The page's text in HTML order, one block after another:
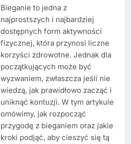
Bieganie to jedna z
najprostszych i najbardziej
dostępnych form aktywności
fizycznej, która przynosi liczne
korzyści zdrowotne. Jednak dla
początkujących może być
wyzwaniem, zwłaszcza jeśli nie
wiedzą, jak prawidłowo zacząć i
uniknąć kontuzji. W tym artykule
omówimy, jak rozpocząć
przygodę z bieganiem oraz jakie
kroki podjąć, aby cieszyć się tą